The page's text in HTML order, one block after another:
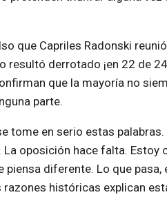
que Capriles Radonski
resultó derrotado ¡en 22 de
que la mayoría no
parte.
tome en serio estas
oposición hace falta.
diferente. Lo que
históricas explican